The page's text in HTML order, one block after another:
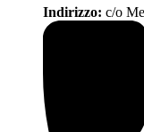
Indirizzo: c/o